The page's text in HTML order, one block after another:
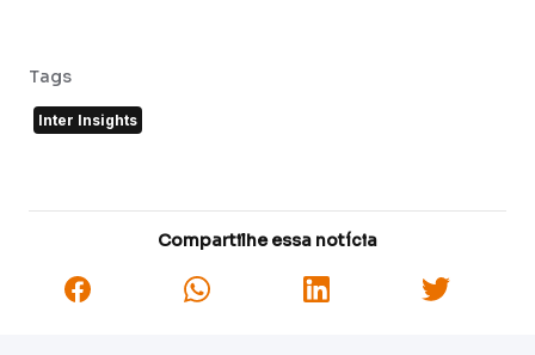
Tags
Inter Insights
Compartilhe essa notícia